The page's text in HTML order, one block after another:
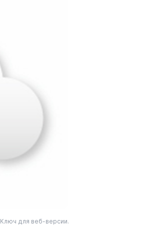
Ключ для веб-версии.